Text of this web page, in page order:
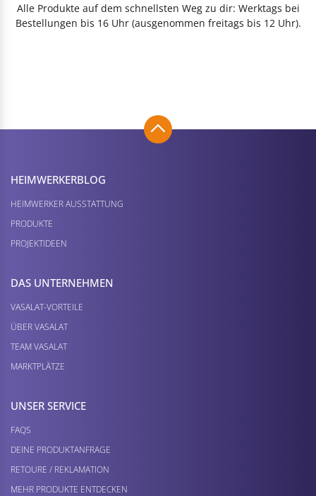
Alle Produkte auf dem schnellsten Weg zu dir: Werktags bei
Bestellungen bis 16 Uhr (ausgenommen freitags bis 12 Uhr).
HEIMWERKER­BLOG
HEIMWERKER AUSSTATTUNG
PRODUKTE
PROJEKTIDEEN
DAS UNTERNEHMEN
VASALAT-VORTEILE
ÜBER VASALAT
TEAM VASALAT
MARKTPLÄTZE
UNSER SERVICE
FAQS
DEINE PRODUKTANFRAGE
RETOURE / REKLAMATION
MEHR PRODUKTE ENTDECKEN